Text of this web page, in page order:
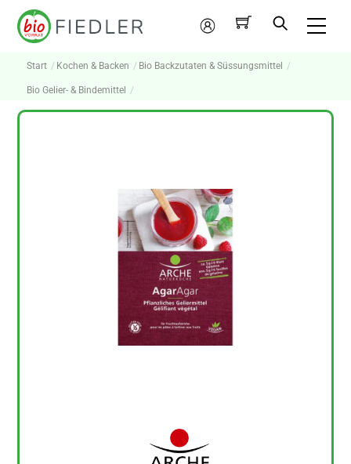
Skip
Mein
Konto
Start Kochen & Backen Bio Backzutaten & Süssungsmittel
Bio Gelier- & Bindemittel